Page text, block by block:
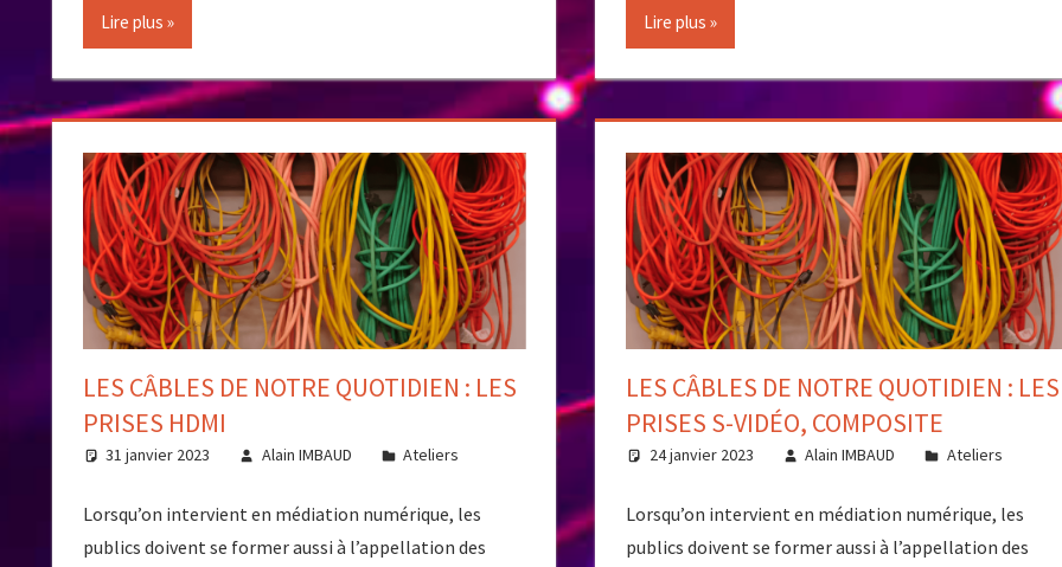
Lire plus Lire plus
LES CÂBLES DE NOTRE QUOTIDIEN : LES
PRISES HDMI
31 janvier 2023 Alain IMBAUD Ateliers
Lorsqu’on intervient en médiation numérique, les
publics doivent se former aussi à l’appellation des
LES CÂBLES DE NOTRE QUOTIDIEN : LES
PRISES S-VIDÉO, COMPOSITE
24 janvier 2023 Alain IMBAUD Ateliers
Lorsqu’on intervient en médiation numérique, les
publics doivent se former aussi à l’appellation des